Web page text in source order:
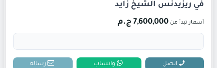
في ريزيدنس الشيخ زايد
أسعار تبدأ من 7,600,000 ج.م
اتصل واتساب رسالة